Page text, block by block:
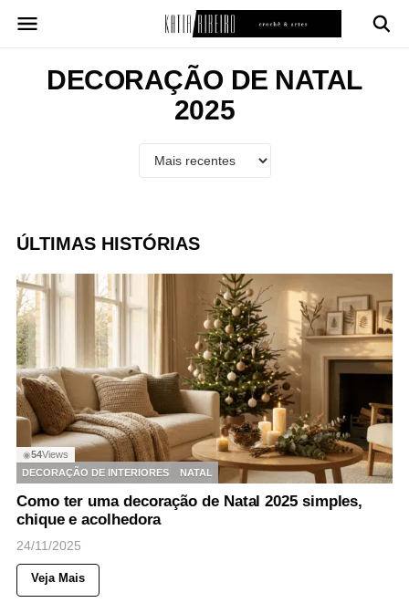
para
conteúdoDECORAÇÃO DE NATAL
2025
ÚLTIMAS HISTÓRIAS
◉54Views
DECORAÇÃO DE INTERIORES
NATAL
Como ter uma decoração de Natal 2025 simples,
chique e acolhedora
24/11/2025
Veja Mais